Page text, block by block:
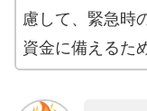
慮して、緊急時
資金に備えるた